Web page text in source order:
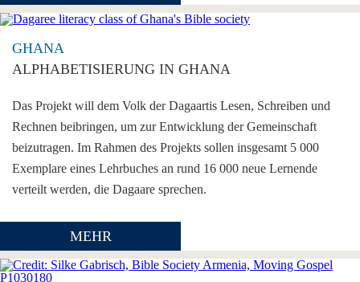
GHANA
ALPHABETISIERUNG IN GHANA
Das Projekt will dem Volk der Dagaartis Lesen, Schreiben und
Rechnen beibringen, um zur Entwicklung der Gemeinschaft
beizutragen. Im Rahmen des Projekts sollen insgesamt 5 000
Exemplare eines Lehrbuches an rund 16 000 neue Lernende
verteilt werden, die Dagaare sprechen.
MEHR